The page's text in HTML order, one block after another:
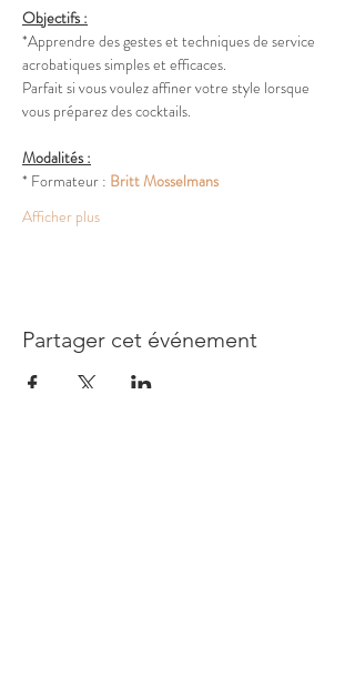
Objectifs :
*Apprendre des gestes et techniques de service
acrobatiques simples et efficaces.
Parfait si vous voulez affiner votre style lorsque
vous préparez des cocktails.
Modalités :
* Formateur : Britt Mosselmans
Afficher plus
Partager cet événement